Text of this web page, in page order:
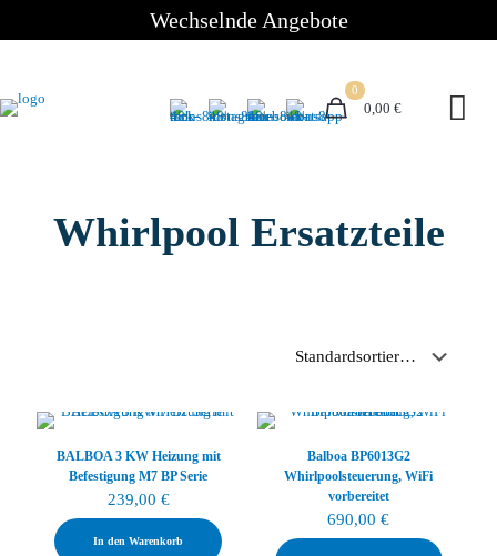
Wechselnde Angebote
0
0,00 €
Whirlpool Ersatzteile
BALBOA 3 KW Heizung mit
Befestigung M7 BP Serie
239,00 €
In den Warenkorb
Balboa BP6013G2
Whirlpoolsteuerung, WiFi
vorbereitet
690,00€